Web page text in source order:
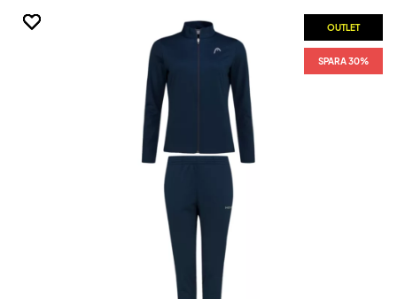
OUTLET
SPARA 30%
OUTLET
SPARA 30%
OUTLET
SPARA 30%
OUTLET
SPARA 30%
OUTLET
SPARA 30%